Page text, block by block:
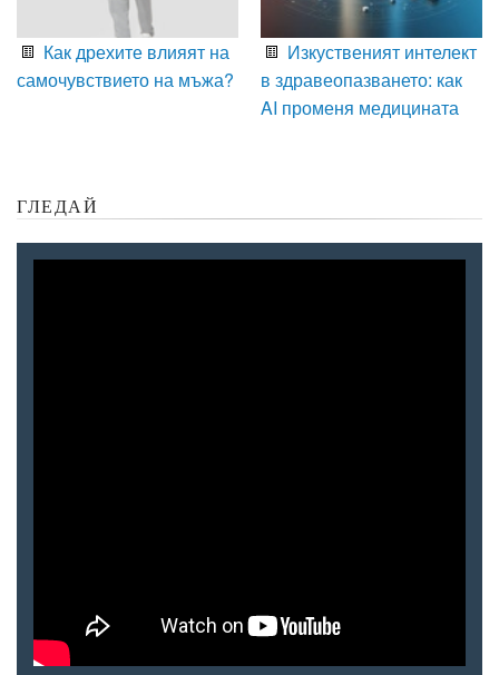
Как дрехите влияят на
самочувствието на мъжа?
Изкуственият интелект
в здравеопазването: как
AI променя медицината
ГЛЕДАЙ